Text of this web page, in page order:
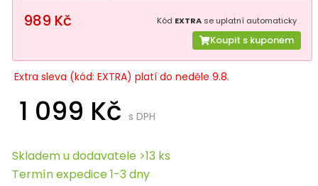
989 Kč Kód EXTRA se uplatní automaticky
Koupit s kuponem
Extra sleva (kód: EXTRA) platí do neděle 9.8.
1 099 Kč s DPH
Skladem u dodavatele >13 ks
Termín expedice 1-3 dny